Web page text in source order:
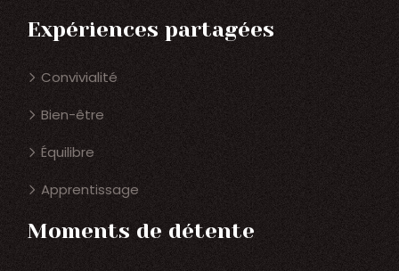
Expériences partagées
Convivialité
Bien-être
Équilibre
Apprentissage
Moments de détente